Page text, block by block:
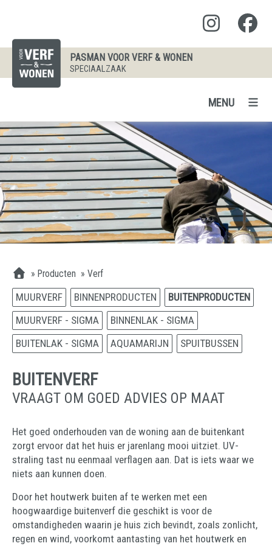
PASMAN VOOR VERF & WONEN
SPECIAALZAAK
MENU
» Producten »Verf
MUURVERF BINNENPRODUCTEN
BUITENPRODUCTEN
MUURVERF - SIGMA
BINNENLAK - SIGMA
BUITENLAK - SIGMA
AQUAMARIJN SPUITBUSSEN
BUITENVERF
VRAAGT OM GOED ADVIES OP MAAT
Het goed onderhouden van de woning aan de buitenkant
zorgt ervoor dat het huis er jarenlang mooi uitziet. UV-
straling tast nu eenmaal verflagen aan. Dat is iets waar we
niets aan kunnen doen.
Door het houtwerk buiten af te werken met een
hoogwaardige buitenverf die geschikt is voor de
omstandigheden waarin je huis zich bevindt, zoals zonlicht,
regen en wind, voorkomt aantasting van het houtwerk en